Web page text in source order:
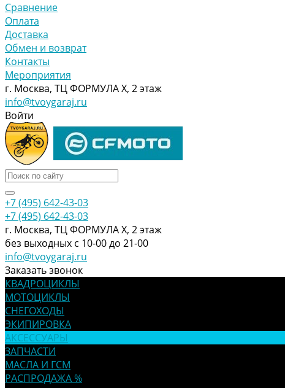
Сравнение
Оплата
Доставка
Обмен и возврат
Контакты
Мероприятия
г. Москва, ТЦ ФОРМУЛА Х, 2 этаж
info@tvoygaraj.ru
Войти
+7 (495) 642-43-03
+7 (495) 642-43-03
г. Москва, ТЦ ФОРМУЛА Х, 2 этаж
без выходных с 10-00 до 21-00
info@tvoygaraj.ru
Заказать звонок
КВАДРОЦИКЛЫ
МОТОЦИКЛЫ
СНЕГОХОДЫ
ЭКИПИРОВКА
АКСЕССУАРЫ
ЗАПЧАСТИ
МАСЛА И ГСМ
РАСПРОДАЖА %